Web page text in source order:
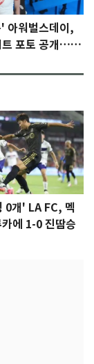
아워벌스데이,
트 포토 공개…청
0개' LA FC, 멕
에 1-0 진땀승